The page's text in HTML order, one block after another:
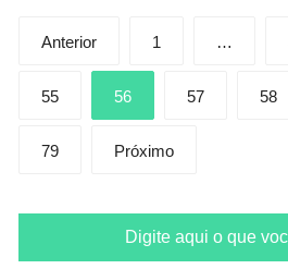
Paginação
posts
Anterior 1 …
55 56 57 58
79 Próximo
Digite aqui o que